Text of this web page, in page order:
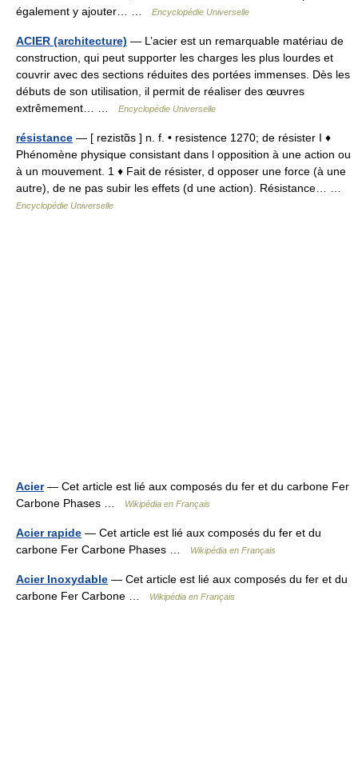
également y ajouter… …
Encyclopédie Universelle
ACIER (architecture) — L’acier est un remarquable matériau de
construction, qui peut supporter les charges les plus lourdes et
couvrir avec des sections réduites des portées immenses. Dès les
débuts de son utilisation, il permit de réaliser des œuvres
extrêmement… …
Encyclopédie Universelle
résistance — [ rezistɑ̃s ] n. f. • resistence 1270; de résister I ♦
Phénomène physique consistant dans l opposition à une action ou
à un mouvement. 1 ♦ Fait de résister, d opposer une force (à une
autre), de ne pas subir les effets (d une action). Résistance… …
Encyclopédie Universelle
Acier— Cet article est lié aux composés du fer et du carbone Fer
Carbone Phases …
Wikipédia en Français
Acier rapide — Cet article est lié aux composés du fer et du
carbone Fer Carbone Phases …
Wikipédia en Français
Acier Inoxydable — Cet article est lié aux composés du fer et du
carbone Fer Carbone …
Wikipédia en Français